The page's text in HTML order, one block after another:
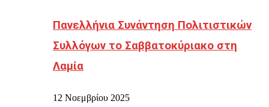
Πανελλήνια Συνάντηση Πολιτιστικών
Συλλόγων το Σαββατοκύριακο στη
Λαμία
12 Νοεμβρίου 2025